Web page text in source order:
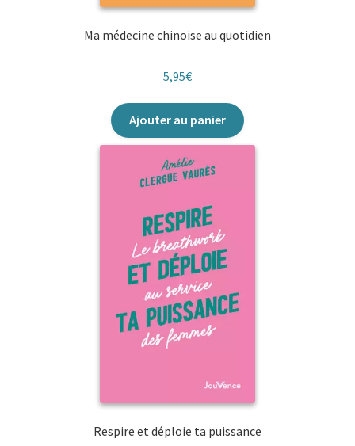
Ma médecine chinoise au quotidien
5,95€
Ajouter au panier
Respire et déploie ta puissance